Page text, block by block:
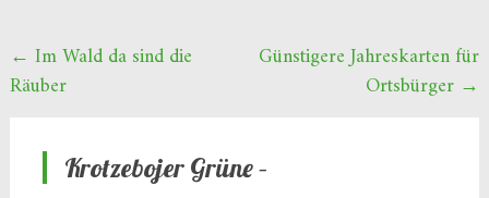
Beitragsnavigation
← Im Wald da sind die
Räuber
Günstigere Jahreskarten für
Ortsbürger →
Krotzebojer Grüne –